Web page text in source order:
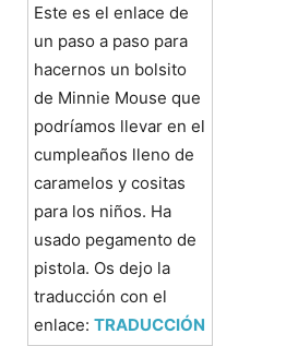
Este es el enlace de
un paso a paso para
hacernos un bolsito
de Minnie Mouse que
podríamos llevar en el
cumpleaños lleno de
caramelos y cositas
para los niños. Ha
usado pegamento de
pistola. Os dejo la
traducción con el
enlace: TRADUCCIÓN